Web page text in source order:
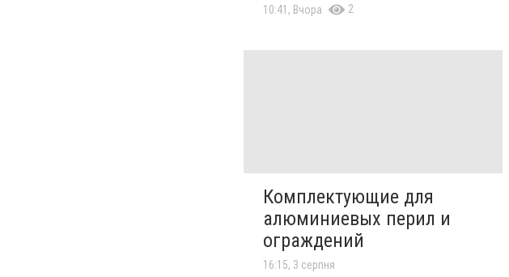
10:41, Вчора 2
Комплектующие для
алюминиевых перил и
ограждений
16:15, 3 серпня